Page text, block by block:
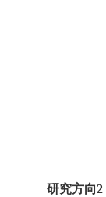
研究方向2